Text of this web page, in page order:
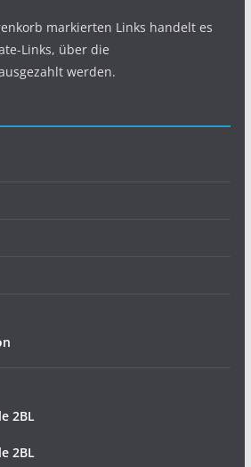
markierten Links handelt es
Links, über die
werden.
2BL
2BL